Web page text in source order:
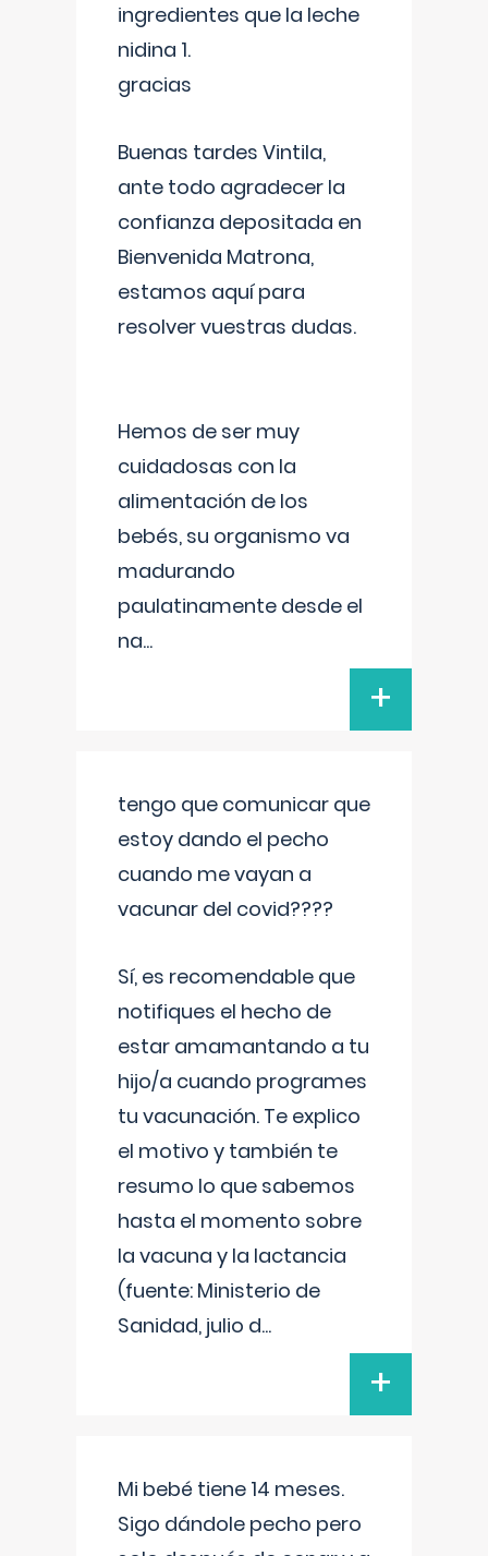
ingredientes que la leche
nidina 1.
gracias
Buenas tardes Vintila,
ante todo agradecer la
confianza depositada en
Bienvenida Matrona,
estamos aquí para
resolver vuestras dudas.
Hemos de ser muy
cuidadosas con la
alimentación de los
bebés, su organismo va
madurando
paulatinamente desde el
na...
+
tengo que comunicar que
estoy dando el pecho
cuando me vayan a
vacunar del covid????
Sí, es recomendable que
notifiques el hecho de
estar amamantando a tu
hijo/a cuando programes
tu vacunación. Te explico
el motivo y también te
resumo lo que sabemos
hasta el momento sobre
la vacuna y la lactancia
(fuente: Ministerio de
Sanidad, julio d...
+
Mi bebé tiene 14 meses.
Sigo dándole pecho pero